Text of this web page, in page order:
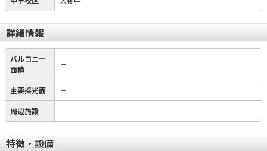
詳細情報
バルコニー
面積
－
主要採光面 －
周辺施設
特徴・設備